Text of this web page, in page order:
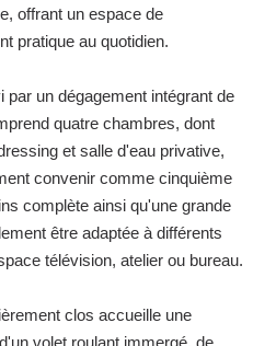
offrant un espace de
pratique au quotidien.
un dégagement intégrant de
quatre chambres, dont
et salle d'eau privative,
convenir comme cinquième
complète ainsi qu'une grande
être adaptée à différents
télévision, atelier ou bureau.
clos accueille une
volet roulant immergé, de